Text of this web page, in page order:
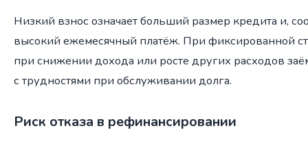
Низкий взнос означает больший размер кредита и,
высокий ежемесячный платёж. При фиксированной
при снижении дохода или росте других расходов
с трудностями при обслуживании долга.
Риск отказа в рефинансировании